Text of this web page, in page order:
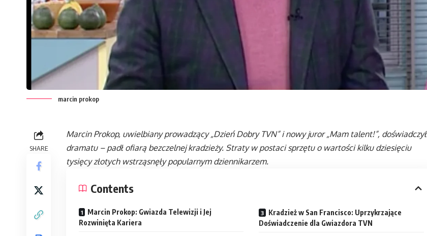
marcin prokop
SHARE
Marcin Prokop, uwielbiany prowadzący „Dzień Dobry TVN” i nowy juror „Mam talent!”, doświadczył
dramatu – padł ofiarą bezczelnej kradzieży. Straty w postaci sprzętu o wartości kilku dziesięciu
tysięcy złotych wstrząsnęły popularnym dziennikarzem.
Contents
Marcin Prokop: Gwiazda Telewizji i Jej
Rozwinięta Kariera
Kradzież w San Francisco: Uprzykrzające
Doświadczenie dla Gwiazdora TVN